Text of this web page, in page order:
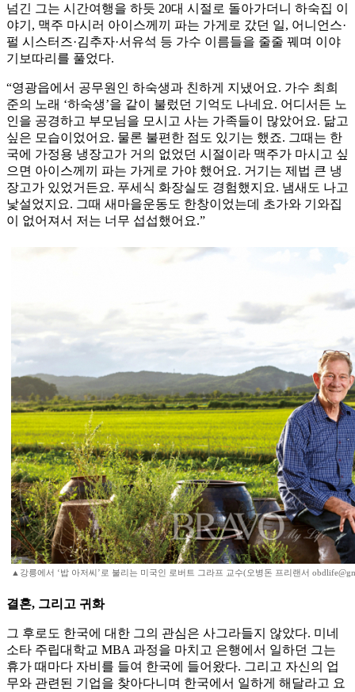
넘긴 그는 시간여행을 하듯 20대 시절로 돌아가더니 하숙집 이
야기, 맥주 마시러 아이스께끼 파는 가게로 갔던 일, 어니언스·
펄 시스터즈·김추자·서유석 등 가수 이름들을 줄줄 꿰며 이야
기보따리를 풀었다.
“영광읍에서 공무원인 하숙생과 친하게 지냈어요. 가수 최희
준의 노래 ‘하숙생’을 같이 불렀던 기억도 나네요. 어디서든 노
인을 공경하고 부모님을 모시고 사는 가족들이 많았어요. 닮고
싶은 모습이었어요. 물론 불편한 점도 있기는 했죠. 그때는 한
국에 가정용 냉장고가 거의 없었던 시절이라 맥주가 마시고 싶
으면 아이스께끼 파는 가게로 가야 했어요. 거기는 제법 큰 냉
장고가 있었거든요. 푸세식 화장실도 경험했지요. 냄새도 나고
낯설었지요. 그때 새마을운동도 한창이었는데 초가와 기와집
이 없어져서 저는 너무 섭섭했어요.”
▲강릉에서 ‘밥 아저씨’로 불리는 미국인 로버트 그라프 교수(오병돈 프리랜서
결혼, 그리고 귀화
그 후로도 한국에 대한 그의 관심은 사그라들지 않았다. 미네
소타 주립대학교 MBA 과정을 마치고 은행에서 일하던 그는
휴가 때마다 자비를 들여 한국에 들어왔다. 그리고 자신의 업
무와 관련된 기업을 찾아다니며 한국에서 일하게 해달라고 요